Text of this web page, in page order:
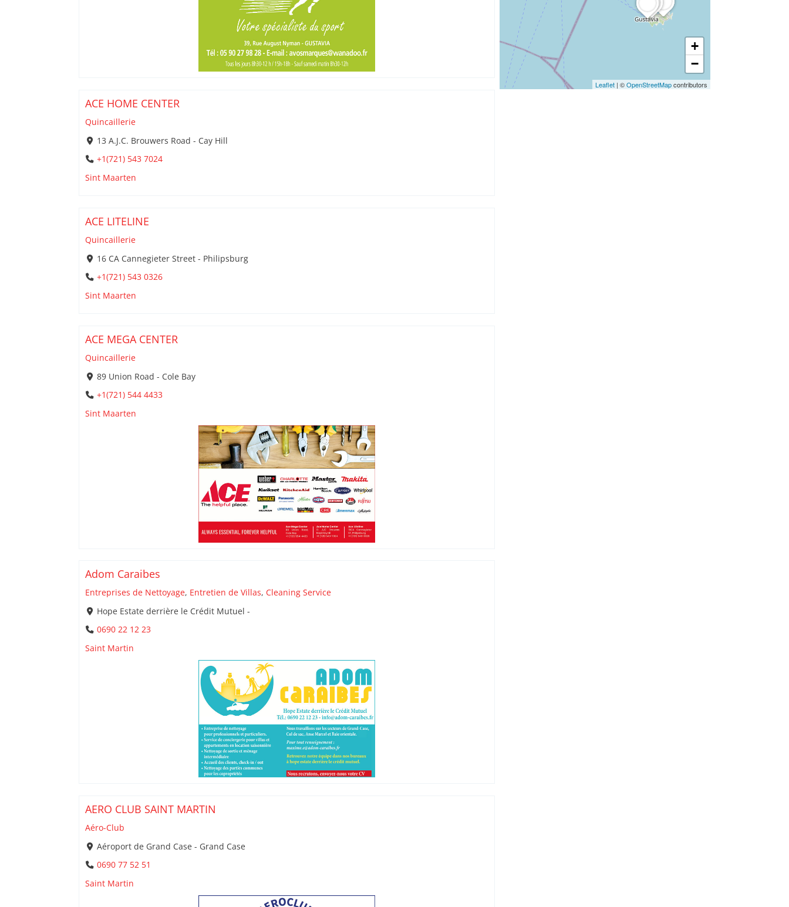
ACE HOME CENTER
Quincaillerie
13 A.J.C. Brouwers Road - Cay Hill
+1(721) 543 7024
Sint Maarten
ACE LITELINE
Quincaillerie
16 CA Cannegieter Street - Philipsburg
+1(721) 543 0326
Sint Maarten
ACE MEGA CENTER
Quincaillerie
89 Union Road - Cole Bay
+1(721) 544 4433
Sint Maarten
Adom Caraibes
Entreprises de Nettoyage, Entretien de Villas, Cleaning Service
Hope Estate derrière le Crédit Mutuel -
0690 22 12 23
Saint Martin
AERO CLUB SAINT MARTIN
Aéro-Club
Aéroport de Grand Case - Grand Case
0690 77 52 51
Saint Martin
+
−
Leaflet| ©OpenStreetMapcontributors